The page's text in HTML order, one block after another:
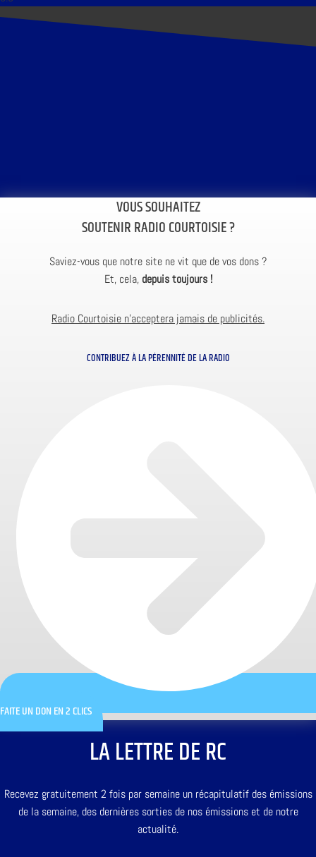
VOUS SOUHAITEZ
SOUTENIR RADIO COURTOISIE ?
Saviez-vous que notre site ne vit que de vos dons ?
Et, cela, depuis toujours !
Radio Courtoisie n’acceptera jamais de publicités.
CONTRIBUEZ À LA PÉRENNITÉ DE LA RADIO
FAITE UN DON EN 2 CLICS
LA LETTRE DE RC
Recevez gratuitement 2 fois par semaine un récapitulatif des émissions
de la semaine, des dernières sorties de nos émissions et de notre
actualité.